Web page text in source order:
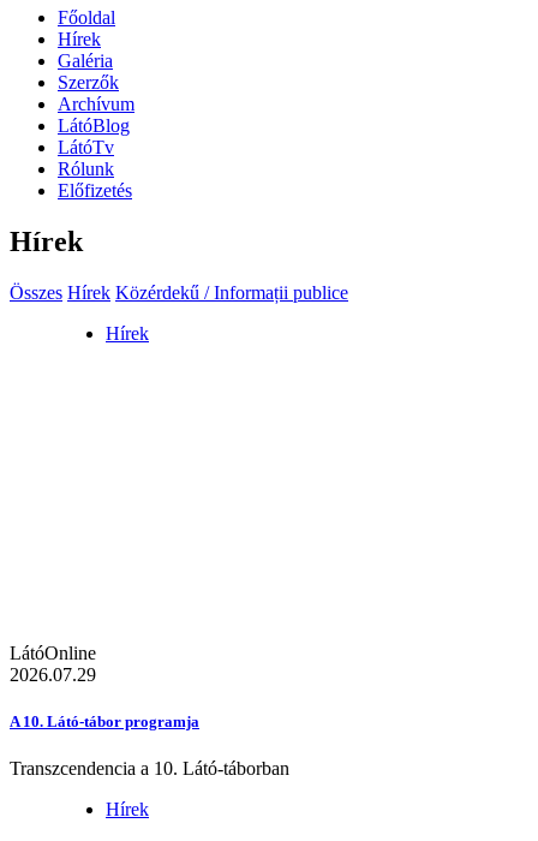
Főoldal
Hírek
Galéria
Szerzők
Archívum
LátóBlog
LátóTv
Rólunk
Előfizetés
Hírek
Összes Hírek Közérdekű / Informații publice
Hírek
LátóOnline
2026.07.29
A 10. Látó-tábor programja
Transzcendencia a 10. Látó-táborban
Hírek